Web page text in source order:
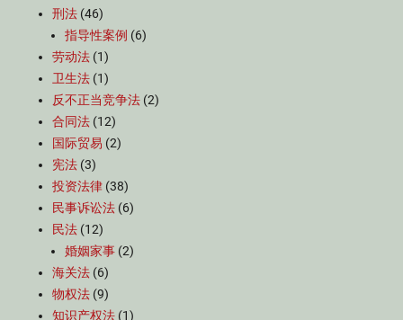
刑法 (46)
指导性案例 (6)
劳动法 (1)
卫生法 (1)
反不正当竞争法 (2)
合同法 (12)
国际贸易 (2)
宪法 (3)
投资法律 (38)
民事诉讼法 (6)
民法 (12)
婚姻家事 (2)
海关法 (6)
物权法 (9)
知识产权法 (1)